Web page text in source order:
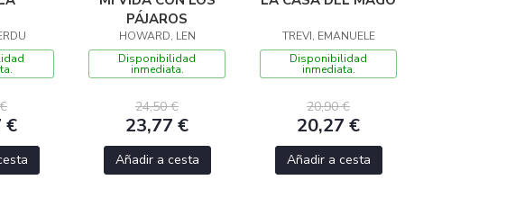
€
PÁJAROS
HOWARD, LEN
Disponibilidad
inmediata.
24,50 €
23,77 €
Añadir a cesta
TREVI, EMANUELE
Disponibilidad
inmediata.
20,90 €
20,27 €
Añadir a cesta